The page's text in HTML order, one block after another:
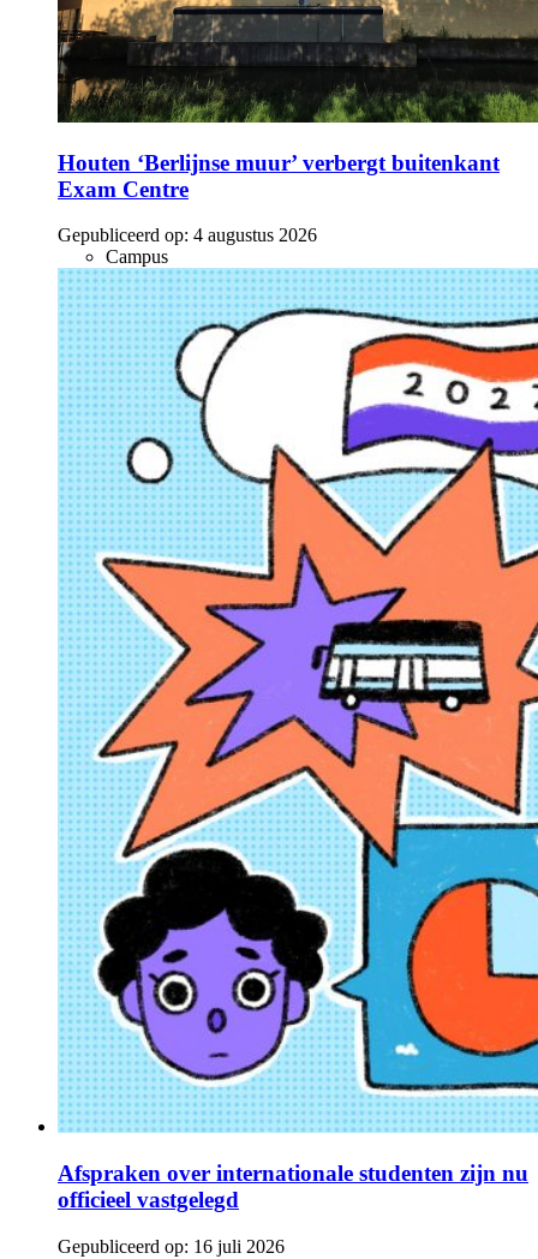
Houten ‘Berlijnse muur’ verbergt buitenkant
Exam Centre
Gepubliceerd op: 4 augustus 2026
Campus
Afspraken over internationale studenten zijn nu
officieel vastgelegd
Gepubliceerd op: 16 juli 2026